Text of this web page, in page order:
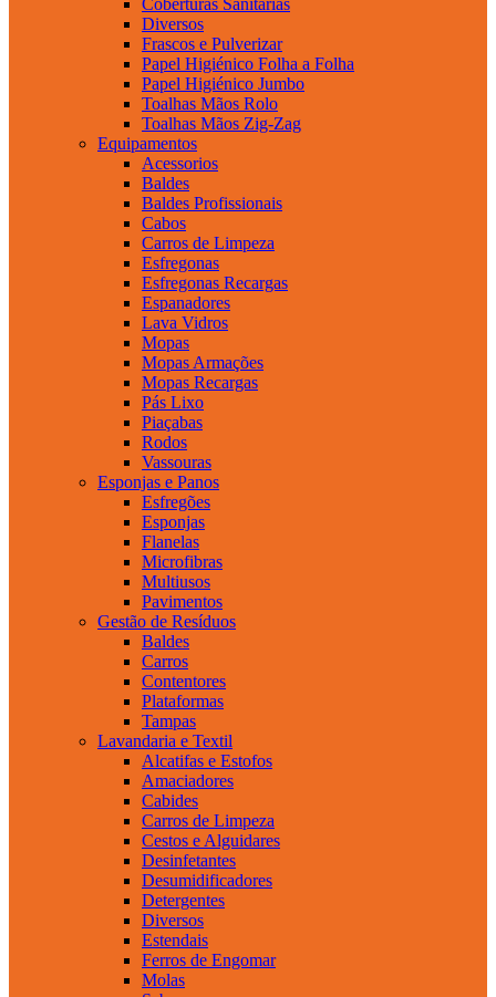
Diversos
Frascos e Pulverizar
Papel Higiénico Folha a Folha
Papel Higiénico Jumbo
Toalhas Mãos Rolo
Toalhas Mãos Zig-Zag
Equipamentos
Acessorios
Baldes
Baldes Profissionais
Cabos
Carros de Limpeza
Esfregonas
Esfregonas Recargas
Espanadores
Lava Vidros
Mopas
Mopas Armações
Mopas Recargas
Pás Lixo
Piaçabas
Rodos
Vassouras
Esponjas e Panos
Esfregões
Esponjas
Flanelas
Microfibras
Multiusos
Pavimentos
Gestão de Resíduos
Baldes
Carros
Contentores
Plataformas
Tampas
Lavandaria e Textil
Alcatifas e Estofos
Amaciadores
Cabides
Carros de Limpeza
Cestos e Alguidares
Desinfetantes
Desumidificadores
Detergentes
Diversos
Estendais
Ferros de Engomar
Molas